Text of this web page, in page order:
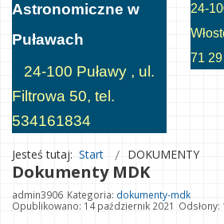
Astronomiczne w
Puławach
24-100 Puławy , ul.
Filtrowa 50, tel.
534161834
24-
71 29
Jesteś tutaj: Start DOKUMENTY
Dokumenty MDK
admin3906 Kategoria: dokumenty-mdk
Opublikowano: 14 październik 2021 Odsłony: